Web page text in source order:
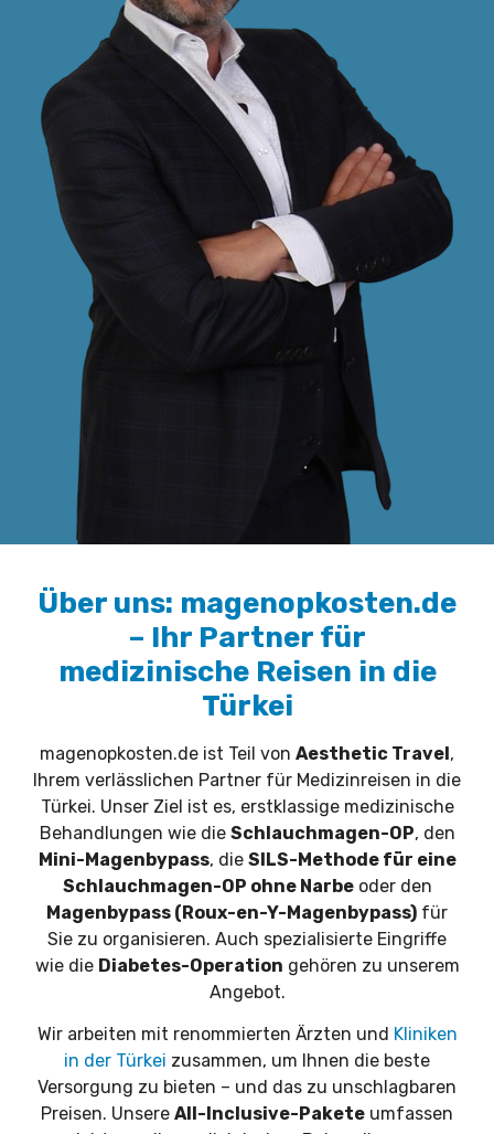
Über uns: magenopkosten.de
– Ihr Partner für
medizinische Reisen in die
Türkei
magenopkosten.de ist Teil von Aesthetic Travel,
Ihrem verlässlichen Partner für Medizinreisen in die
Türkei. Unser Ziel ist es, erstklassige medizinische
Behandlungen wie die Schlauchmagen-OP, den
Mini-Magenbypass, die SILS-Methode für eine
Schlauchmagen-OP ohne Narbeoder den
Magenbypass (Roux-en-Y-Magenbypass) für
Sie zu organisieren. Auch spezialisierte Eingriffe
wie die Diabetes-Operation gehören zu unserem
Angebot.
Wir arbeiten mit renommierten Ärzten und Kliniken
in der Türkei zusammen, um Ihnen die beste
Versorgung zu bieten – und das zu unschlagbaren
Preisen. Unsere All-Inclusive-Pakete umfassen